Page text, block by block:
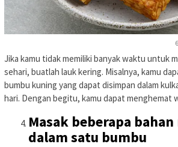
Jika kamu tidak memiliki banyak waktu untuk
sehari, buatlah lauk kering. Misalnya, kamu
bumbu kuning yang dapat disimpan dalam
hari. Dengan begitu, kamu dapat menghemat
Masak beberapa
dalam satu bumbu